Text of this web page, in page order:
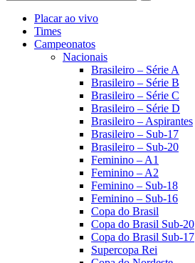
Placar ao vivo
Times
Campeonatos
Nacionais
Brasileiro – Série A
Brasileiro – Série B
Brasileiro – Série C
Brasileiro – Série D
Brasileiro – Aspirantes
Brasileiro – Sub-17
Brasileiro – Sub-20
Feminino – A1
Feminino – A2
Feminino – Sub-18
Feminino – Sub-16
Copa do Brasil
Copa do Brasil Sub-20
Copa do Brasil Sub-17
Supercopa Rei